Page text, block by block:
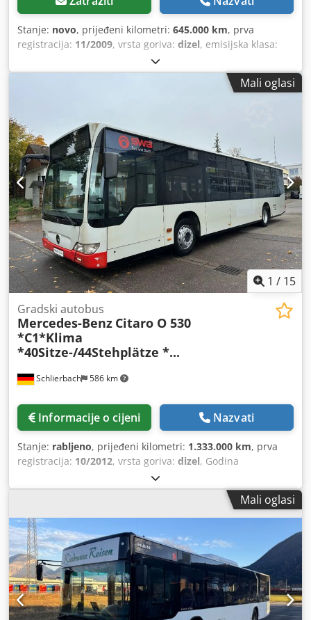
Stanje: novo, prijeđeni kilometri: 645.000 km, prva
registracija: 11/2009, vrsta goriva: dizel, emisijska klasa:
2009
Mali oglasi
1 / 15
Schlierbach 586 km
Gradski autobus
Mercedes-Benz Citaro O 530
*C1*Klima
*40Sitze-/44Stehplätze *...
Informacije o cijeni Nazvati
Stanje: rabljeno, prijeđeni kilometri: 1.333.000 km, prva
registracija: 10/2012, vrsta goriva: dizel, Godina
Mali oglasi